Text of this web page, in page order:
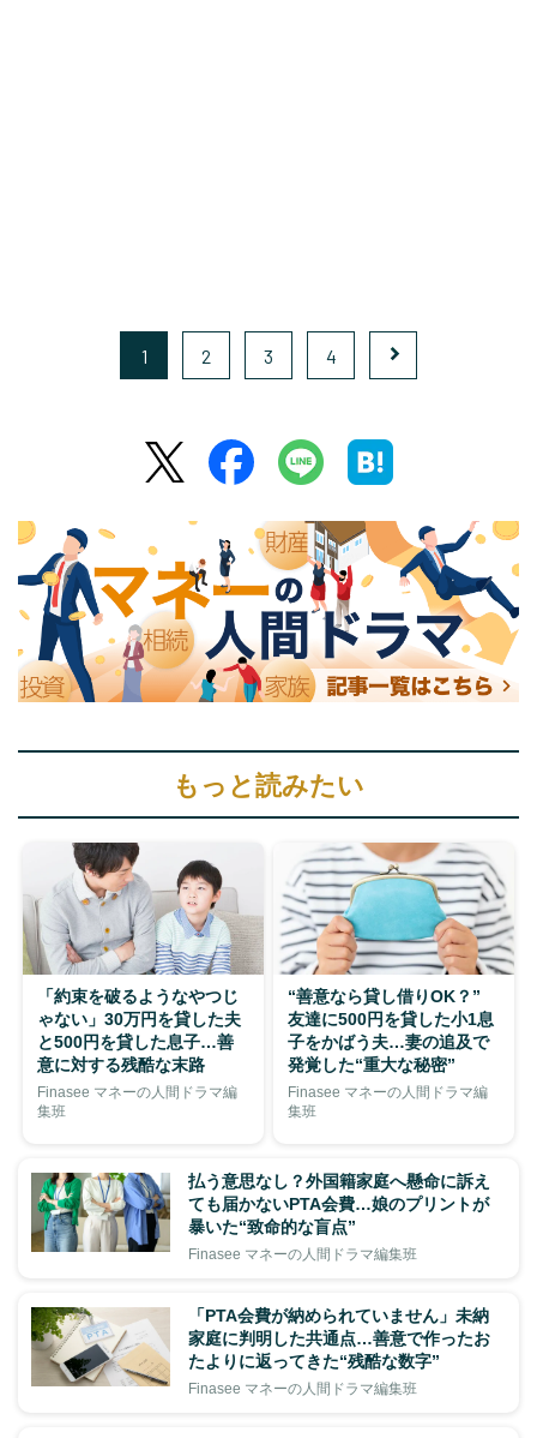
1 2 3 4
もっと読みたい
「約束を破るようなやつじ
ゃない」30万円を貸した夫
と500円を貸した息子…善
意に対する残酷な末路
Finasee マネーの人間ドラマ編
集班
“善意なら貸し借りOK？”
友達に500円を貸した小1息
子をかばう夫…妻の追及で
発覚した“重大な秘密”
Finasee マネーの人間ドラマ編
集班
払う意思なし？外国籍家庭へ懸命に訴え
ても届かないPTA会費…娘のプリントが
暴いた“致命的な盲点”
Finasee マネーの人間ドラマ編集班
「PTA会費が納められていません」未納
家庭に判明した共通点…善意で作ったお
たよりに返ってきた“残酷な数字”
Finasee マネーの人間ドラマ編集班